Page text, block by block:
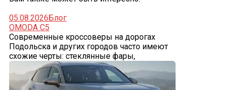
05.08.2026Блог
OMODA C5
Современные кроссоверы на дорогах
Подольска и других городов часто имеют
схожие черты: стеклянные фары,